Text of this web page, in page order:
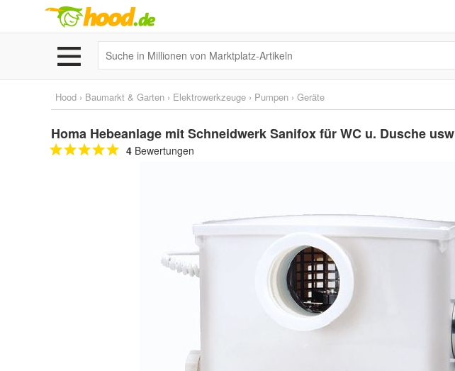
Hood › Baumarkt & Garten › Elektrowerkzeuge › Pumpen › Geräte
Homa Hebeanlage mit Schneidwerk Sanifox für WC u. Dusche usw
4 Bewertungen